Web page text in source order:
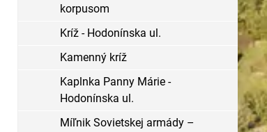
korpusom
Kríž - Hodonínska ul.
Kamenný kríž
Kaplnka Panny Márie -
Hodonínska ul.
Míľnik Sovietskej armády –